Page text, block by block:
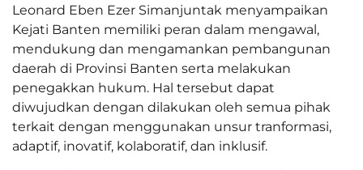
Leonard Eben Ezer Simanjuntak menyampaikan
Kejati Banten memiliki peran dalam mengawal,
mendukung dan mengamankan pembangunan
daerah di Provinsi Banten serta melakukan
penegakkan hukum. Hal tersebut dapat
diwujudkan dengan dilakukan oleh semua pihak
terkait dengan menggunakan unsur tranformasi,
adaptif, inovatif, kolaboratif, dan inklusif.